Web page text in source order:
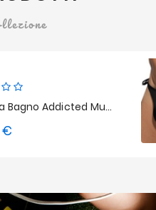
Bikini Da Bagno Addicted Multi-Cord Brief - Kaki
€Prezzo